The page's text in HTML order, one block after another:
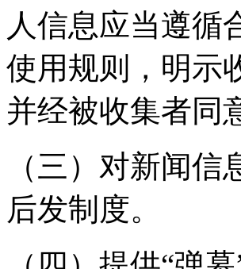
人信息应当遵循
使用规则，明示
并经被收集者同
（三）对新闻
后发制度。